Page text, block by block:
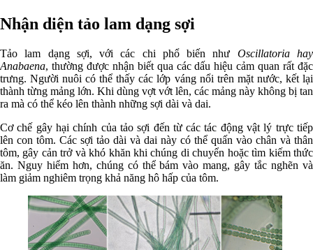
Nhận diện tảo lam dạng sợi
Tảo lam dạng sợi, với các chi phổ biến như Oscillatoria hay
Anabaena, thường được nhận biết qua các dấu hiệu cảm quan rất đặc
trưng. Người nuôi có thể thấy các lớp váng nổi trên mặt nước, kết lại
thành từng mảng lớn. Khi dùng vợt vớt lên, các mảng này không bị tan
ra mà có thể kéo lên thành những sợi dài và dai.
Cơ chế gây hại chính của tảo sợi đến từ các tác động vật lý trực tiếp
lên con tôm. Các sợi tảo dài và dai này có thể quấn vào chân và thân
tôm, gây cản trở và khó khăn khi chúng di chuyển hoặc tìm kiếm thức
ăn. Nguy hiểm hơn, chúng có thể bám vào mang, gây tắc nghẽn và
làm giảm nghiêm trọng khả năng hô hấp của tôm.